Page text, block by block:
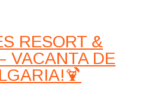
RESORT &
VACANTA DE